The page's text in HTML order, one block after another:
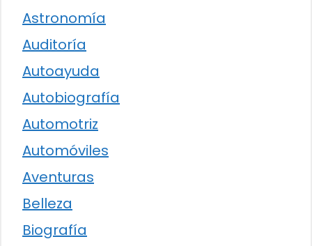
Astronomía
Auditoría
Autoayuda
Autobiografía
Automotriz
Automóviles
Aventuras
Belleza
Biografía